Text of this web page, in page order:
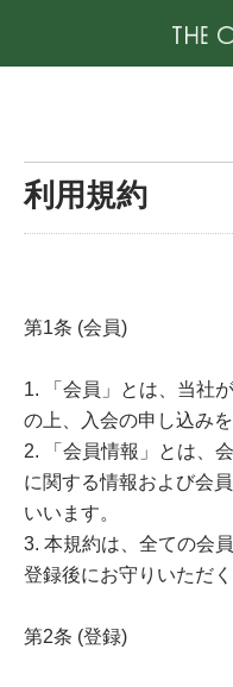
利用規約
第1条 (会員)
1. 「会員」とは、当社
の上、入会の申し込み
2. 「会員情報」とは、
に関する情報および会
いいます。
3. 本規約は、全ての会
登録後にお守りいただく
第2条 (登録)